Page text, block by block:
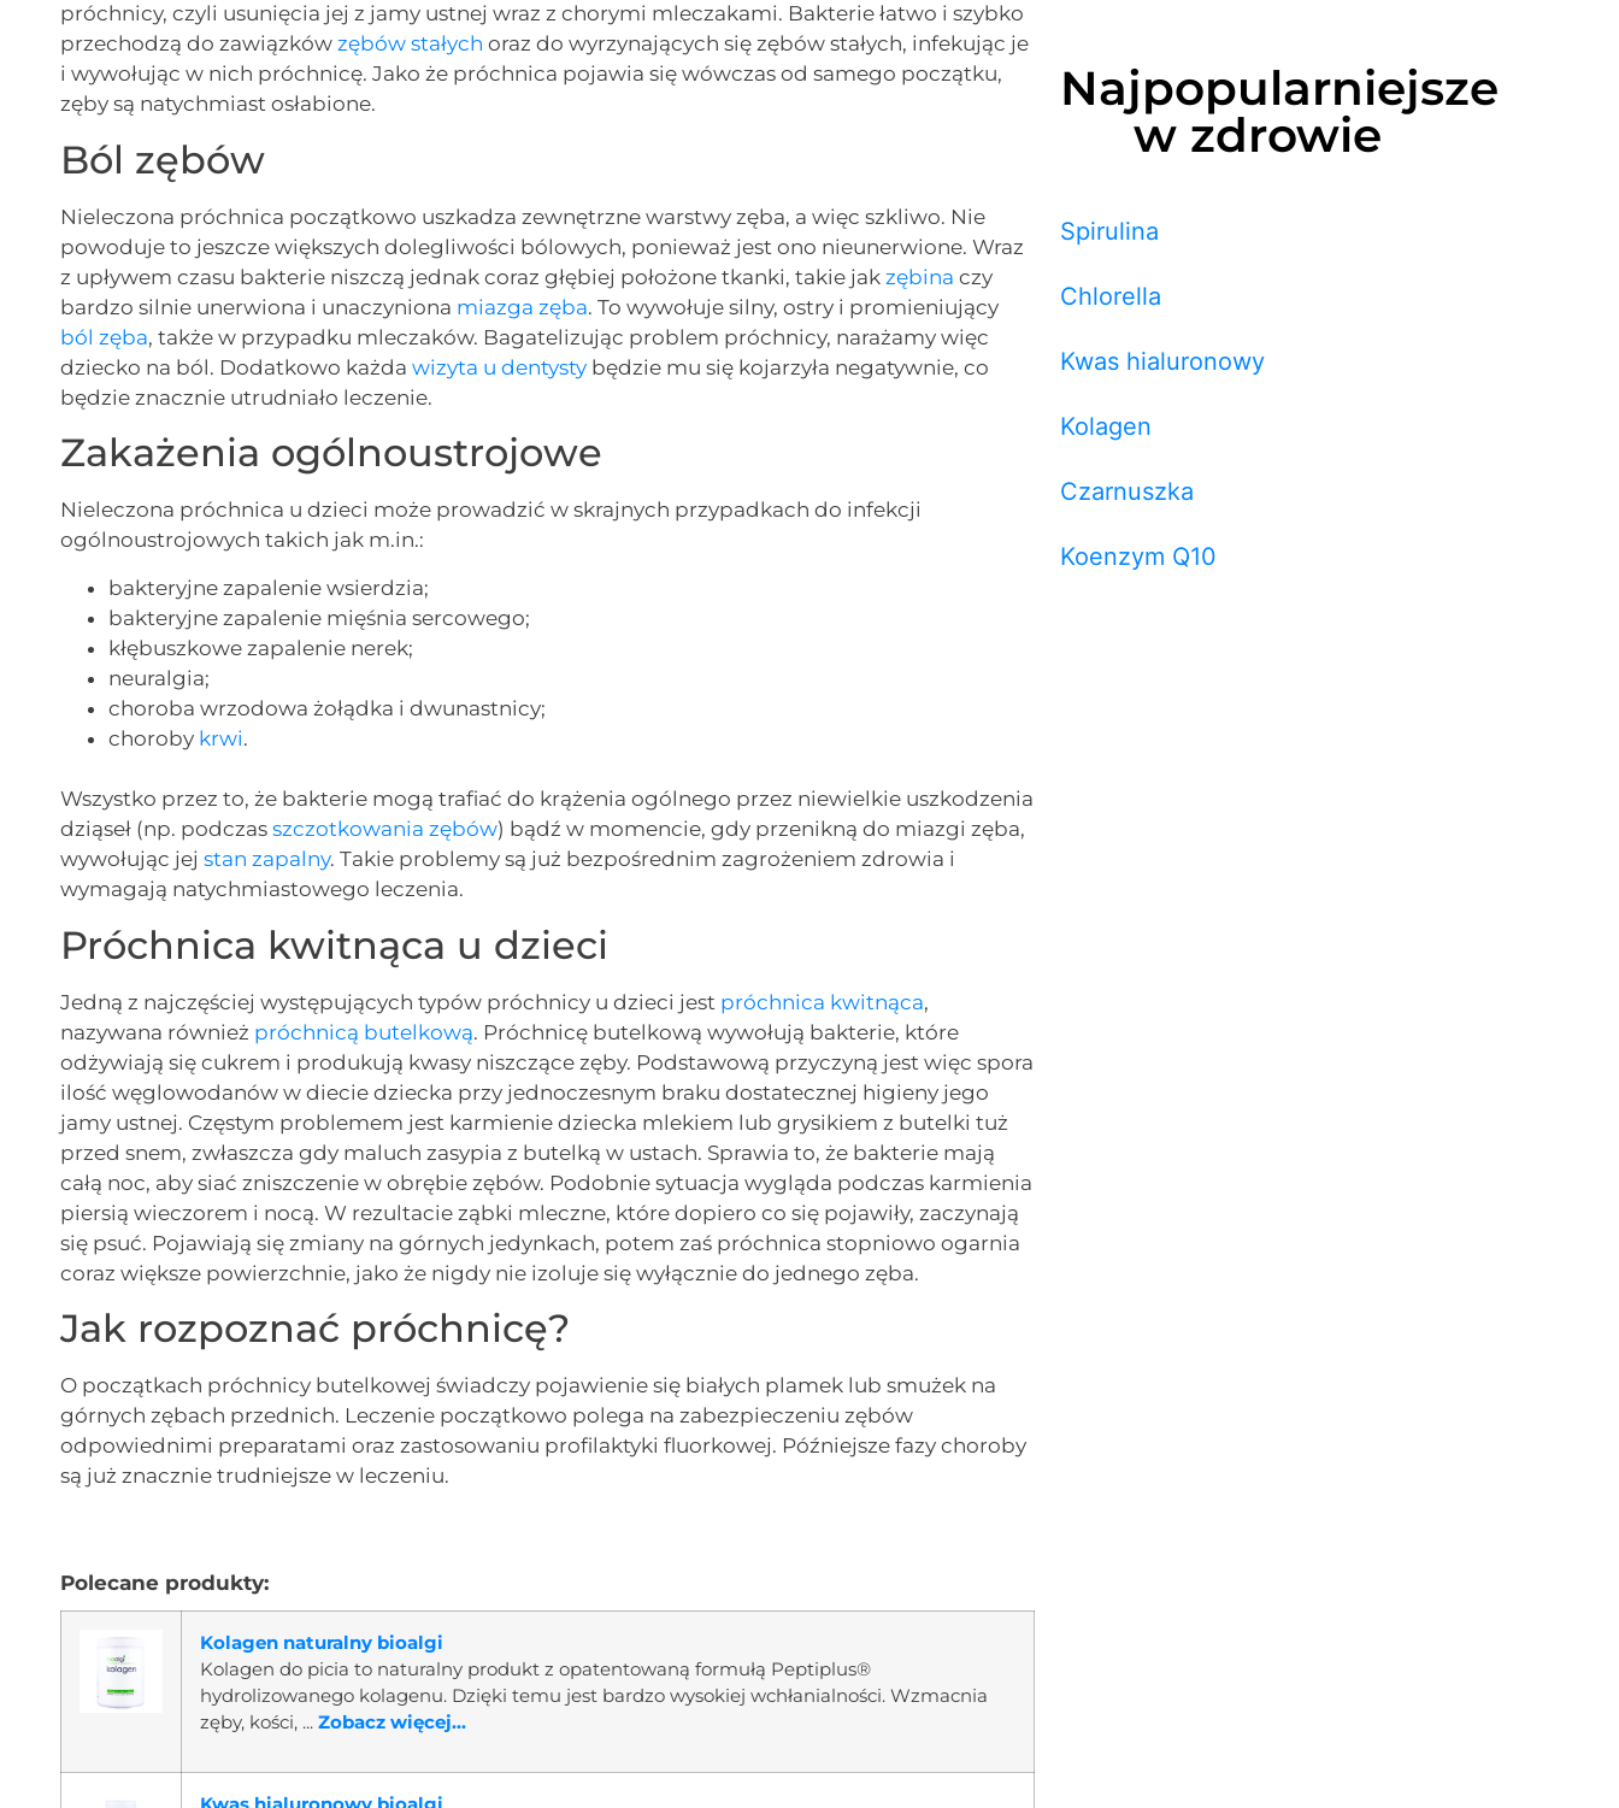
próchnicy, czyli usunięcia jej z jamy ustnej wraz z chorymi mleczakami. Bakterie łatwo i szybko
przechodzą do zawiązkówzębów stałych oraz do wyrzynających się zębów stałych, infekując je
i wywołując w nich próchnicę. Jako że próchnica pojawia się wówczas od samego początku,
zęby są natychmiast osłabione.
Ból zębów
Nieleczona próchnica początkowo uszkadza zewnętrzne warstwy zęba, a więc szkliwo. Nie
powoduje to jeszcze większych dolegliwości bólowych, ponieważ jest ono nieunerwione. Wraz
z upływem czasu bakterie niszczą jednak coraz głębiej położone tkanki, takie jakzębina czy
bardzo silnie unerwiona i unaczyniona miazga zęba. To wywołuje silny, ostry i promieniujący
ból zęba, także w przypadku mleczaków. Bagatelizując problem próchnicy, narażamy więc
dziecko na ból. Dodatkowo każdawizyta u dentysty będzie mu się kojarzyła negatywnie, co
będzie znacznie utrudniało leczenie.
Zakażenia ogólnoustrojowe
Nieleczona próchnica u dzieci może prowadzić w skrajnych przypadkach do infekcji
ogólnoustrojowych takich jak m.in.:
bakteryjne zapalenie wsierdzia;
bakteryjne zapalenie mięśnia sercowego;
kłębuszkowe zapalenie nerek;
neuralgia;
choroba wrzodowa żołądka i dwunastnicy;
choroby krwi.
Wszystko przez to, że bakterie mogą trafiać do krążenia ogólnego przez niewielkie uszkodzenia
dziąseł (np. podczasszczotkowania zębów) bądź w momencie, gdy przenikną do miazgi zęba,
wywołując jejstan zapalny. Takie problemy są już bezpośrednim zagrożeniem zdrowia i
wymagają natychmiastowego leczenia.
Próchnica kwitnąca u dzieci
Jedną z najczęściej występujących typów próchnicy u dzieci jest próchnica kwitnąca,
nazywana również próchnicą butelkową. Próchnicę butelkową wywołują bakterie, które
odżywiają się cukrem i produkują kwasy niszczące zęby. Podstawową przyczyną jest więc spora
ilość węglowodanów w diecie dziecka przy jednoczesnym braku dostatecznej higieny jego
jamy ustnej. Częstym problemem jest karmienie dziecka mlekiem lub grysikiem z butelki tuż
przed snem, zwłaszcza gdy maluch zasypia z butelką w ustach. Sprawia to, że bakterie mają
całą noc, aby siać zniszczenie w obrębie zębów. Podobnie sytuacja wygląda podczas karmienia
piersią wieczorem i nocą. W rezultacie ząbki mleczne, które dopiero co się pojawiły, zaczynają
się psuć. Pojawiają się zmiany na górnych jedynkach, potem zaś próchnica stopniowo ogarnia
coraz większe powierzchnie, jako że nigdy nie izoluje się wyłącznie do jednego zęba.
Jak rozpoznać próchnicę?
O początkach próchnicy butelkowej świadczy pojawienie się białych plamek lub smużek na
górnych zębach przednich. Leczenie początkowo polega na zabezpieczeniu zębów
odpowiednimi preparatami oraz zastosowaniu profilaktyki fluorkowej. Późniejsze fazy choroby
są już znacznie trudniejsze w leczeniu.
Polecane produkty:
Kolagen naturalny bioalgi
Kolagen do picia to naturalny produkt z opatentowaną formułą Peptiplus®
hydrolizowanego kolagenu. Dzięki temu jest bardzo wysokiej wchłanialności. Wzmacnia
zęby, kości, ...Zobacz więcej...
Najpopularniejsze
w zdrowie
Spirulina
Chlorella
Kwas hialuronowy
Kolagen
Czarnuszka
Koenzym Q10